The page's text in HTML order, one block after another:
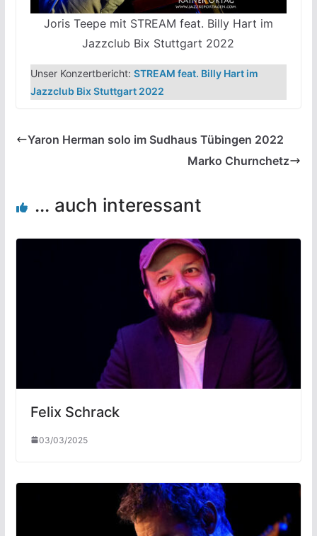
Joris Teepe mit STREAM feat. Billy Hart im
Jazzclub Bix Stuttgart 2022
Unser Konzertbericht: STREAM feat. Billy Hart im
Jazzclub Bix Stuttgart 2022
Yaron Herman solo im Sudhaus Tübingen 2022
Marko Churnchetz
... auch interessant
Felix Schrack
03/03/2025